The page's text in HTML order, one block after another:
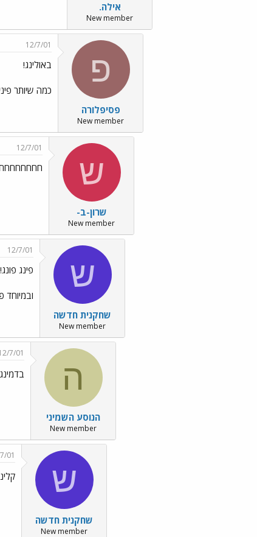
אילה.
New member
פ
פסיפלורה
New member
12/7/01
באולינג!
כמה שיותר
ש
שרון-ב-
New member
12/7/01
ש
שחקנית חדשה
New member
12/7/01
פינג
ובמיוחד
ה
הנוסע השמיני
New member
7/01
ש
שחקנית חדשה
New member
01